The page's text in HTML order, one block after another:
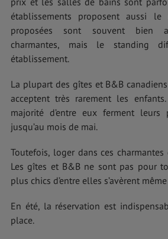
établissements proposent aussi le
proposées sont souvent bien
charmantes, mais le standing
établissement.
La plupart des gîtes et B&B
acceptent très rarement les
majorité d’entre eux ferment leurs
jusqu’au mois de mai.
Toutefois, loger dans ces
Les gîtes et B&B ne sont pas pour
plus chics d’entre elles s’avèrent
En été, la réservation est
place.